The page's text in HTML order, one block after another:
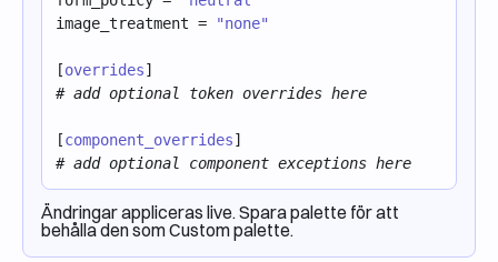
image_treatment = "none"
[overrides]
# add optional token overrides here
[component_overrides]
# add optional component exceptions here
Ändringar appliceras live. Spara palette för att
behålla den som Custom palette.